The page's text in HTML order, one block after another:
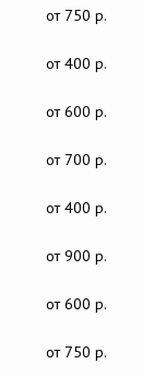
от 750 р.
от 400 р.
от 600 р.
от 700 р.
от 400 р.
от 900 р.
от 600 р.
от 750 р.